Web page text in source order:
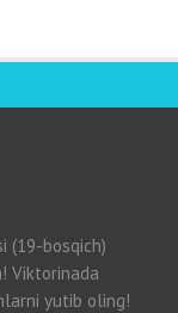
(19-bosqich)
Viktorinada
yutib oling!